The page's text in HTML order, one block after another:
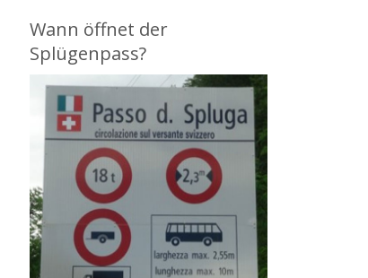
Wann öffnet der
Splügenpass?